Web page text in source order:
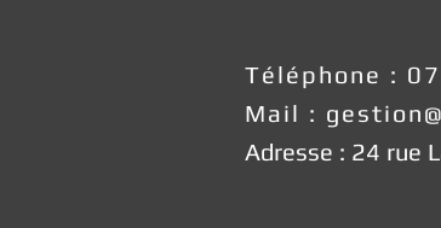
Téléphone :
Mail :
Adresse : 24 rue